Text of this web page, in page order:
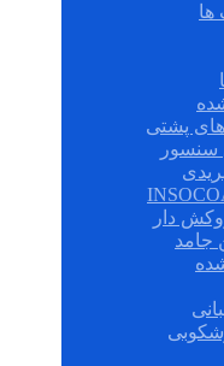
ها
سنسور
دار
جامد